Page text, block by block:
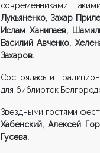
современниками,
Лукьяненко, Захар
Ислам Ханипаев,
Василий Авченко,
Захаров.
Состоялась и
для библиотек
Звездными гостями
Хабенский, Алексей
Гусева.